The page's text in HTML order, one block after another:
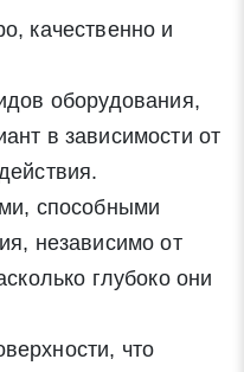
качественно и
оборудования,
в зависимости от
способными
независимо от
глубоко они
что